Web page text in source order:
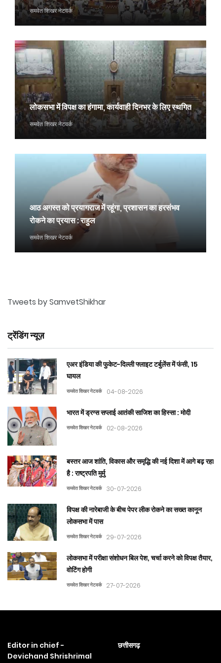
समवेत शिखर नेटवर्क
लोकसभा में विपक्ष का हंगामा, कार्यवाही दिनभर के लिए स्थगित
समवेत शिखर नेटवर्क
आठ अगस्त को प्रयागराज में रहूंगा, प्रशासन का हरसंभव
रोकने का प्रयास : राहुल
समवेत शिखर नेटवर्क
Tweets by SamvetShikhar
ट्रेंडिंग न्यूज़
एअर इंडिया की फुकेट-दिल्ली फ्लाइट टर्बुलेंस में फंसी, 15
घायल
समवेत शिखर नेटवर्क 04-08-2026
भारत में ड्रग्स सप्लाई आतंकी साजिश का हिस्सा : मोदी
समवेत शिखर नेटवर्क 02-08-2026
बस्तर आज शांति, विकास और समृद्धि की नई दिशा में आगे बढ़ रहा
है : राष्ट्रपति मुर्मु
समवेत शिखर नेटवर्क 30-07-2026
विपक्ष की नारेबाजी के बीच पेपर लीक रोकने का सख्त कानून
लोकसभा में पास
समवेत शिखर नेटवर्क 29-07-2026
लोकसभा में परीक्षा संशोधन बिल पेश, चर्चा करने को विपक्ष तैयार,
वोटिंग होगी
समवेत शिखर नेटवर्क 27-07-2026
Editor in chief -
Devichand Shrishrimal
छत्तीसगढ़